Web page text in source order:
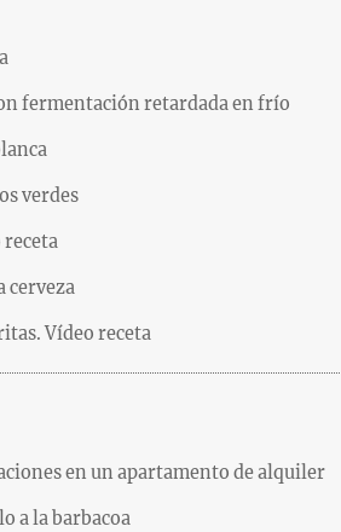
fermentación retardada en frío
verdes
receta
cerveza
Vídeo receta
en un apartamento de alquiler
a la barbacoa